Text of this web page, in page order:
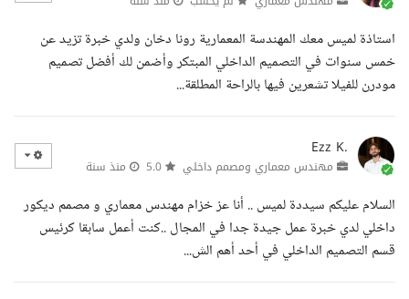
استاذة لميس معك المهندسة المعمارية رونا دخان ولدي خبرة تزيد عن
خمس سنوات في التصميم الداخلي المبتكر وأضمن لك أفضل تصميم
مودرن للفيلا تشعرين فيها بالراحة المطلقة...
Ezz K.
مهندس معماري ومصمم داخلي منذ سنة
السلام عليكم سيددة لميس .. أنا عز خزام مهندس معماري و مصمم ديكور
داخلي لدي خبرة عمل جيدة جدا في المجال ..كنت أعمل سابقا كرئيس
قسم التصميم الداخلي في أحد أهم الش...